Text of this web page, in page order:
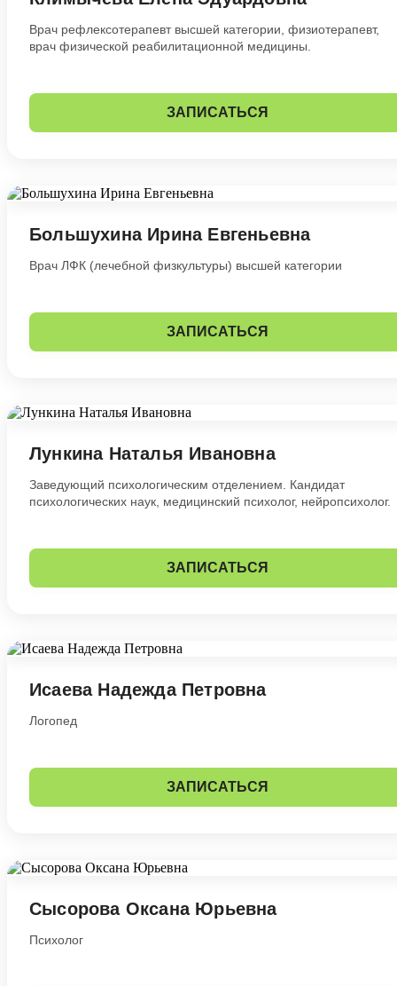
Врач рефлексотерапевт высшей категории, физиотерапевт,
врач физической реабилитационной медицины.
ЗАПИСАТЬСЯ
Большухина Ирина Евгеньевна
Врач ЛФК (лечебной физкультуры) высшей категории
ЗАПИСАТЬСЯ
Лункина Наталья Ивановна
Заведующий психологическим отделением. Кандидат
психологических наук, медицинский психолог, нейропсихолог.
ЗАПИСАТЬСЯ
Исаева Надежда Петровна
Логопед
ЗАПИСАТЬСЯ
Сысорова Оксана Юрьевна
Психолог